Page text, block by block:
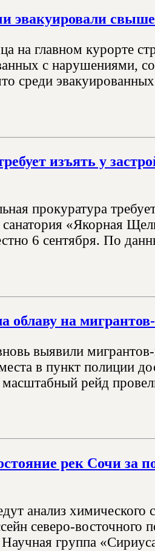
эвакуировали
на главном курорте
с нарушениями,
среди
изъять у
прокуратура
«Якорная
6 сентября. По
облаву на
выявили
в пункт полиции
рейд
рек Сочи за
анализ химического
северо-
группа